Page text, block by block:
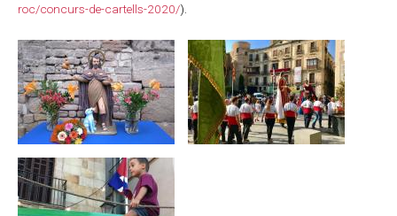
roc/concurs-de-cartells-2020/).